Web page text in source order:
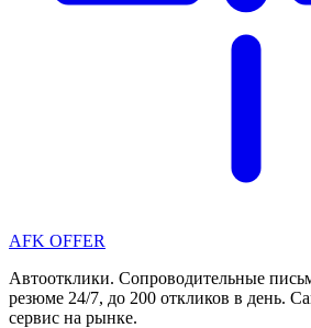
AFK OFFER
Автоотклики. Сопроводительные
резюме 24/7, до 200 откликов в день.
сервис на рынке.